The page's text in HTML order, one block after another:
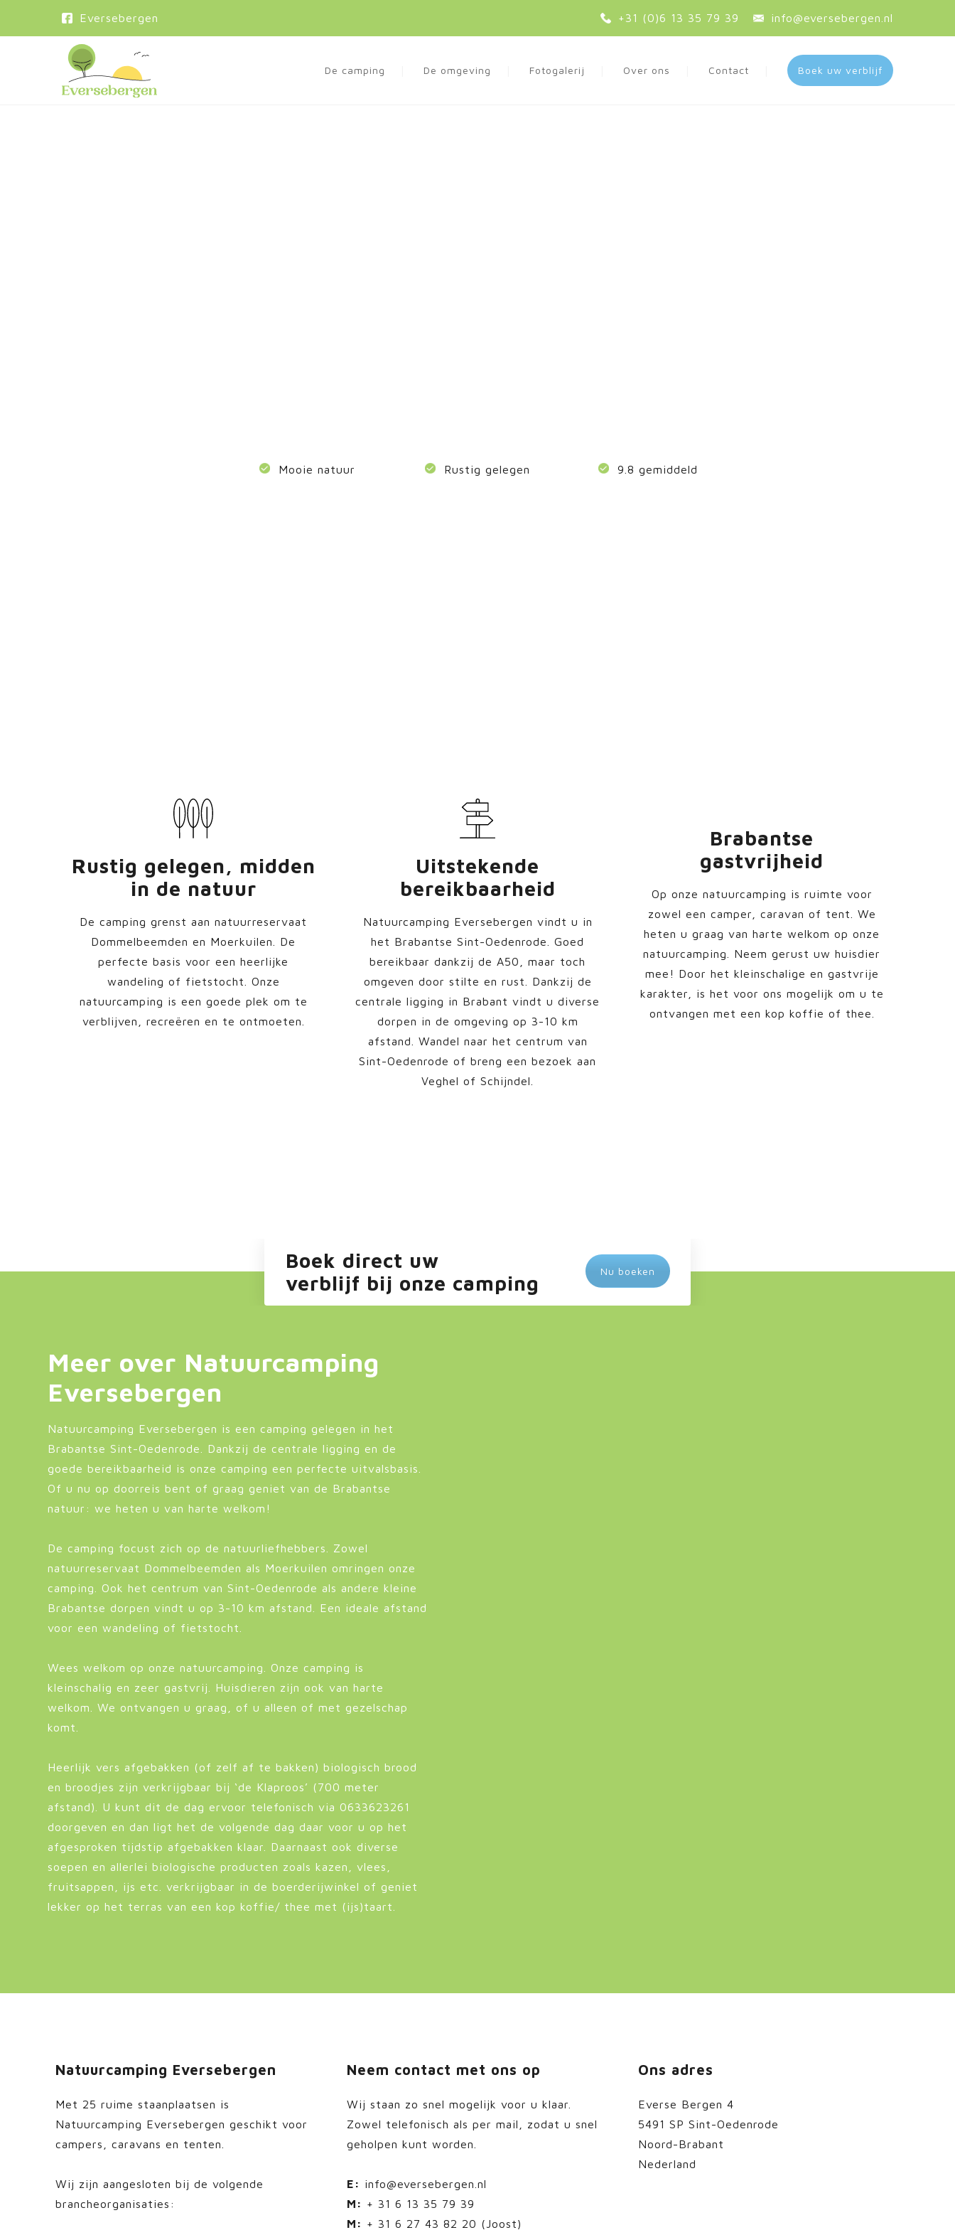
Eversebergen info@eversebergen.nl
+31 (0)6 13 35 79 39
De camping De omgeving Fotogalerij Over ons Contact Boek uw verblijf
Mooie natuur Rustig gelegen 9.8 gemiddeld
Rustig gelegen, midden
in de natuur
De camping grenst aan natuurreservaat
Dommelbeemden en Moerkuilen. De
perfecte basis voor een heerlijke
wandeling of fietstocht. Onze
natuurcamping is een goede plek om te
verblijven, recreëren en te ontmoeten.
Uitstekende
bereikbaarheid
Natuurcamping Eversebergen vindt u in
het Brabantse Sint-Oedenrode. Goed
bereikbaar dankzij de A50, maar toch
omgeven door stilte en rust. Dankzij de
centrale ligging in Brabant vindt u diverse
dorpen in de omgeving op 3-10 km
afstand. Wandel naar het centrum van
Sint-Oedenrode of breng een bezoek aan
Veghel of Schijndel.
Brabantse
gastvrijheid
Op onze natuurcamping is ruimte voor
zowel een camper, caravan of tent. We
heten u graag van harte welkom op onze
natuurcamping. Neem gerust uw huisdier
mee! Door het kleinschalige en gastvrije
karakter, is het voor ons mogelijk om u te
ontvangen met een kop koffie of thee.
Boek direct uw
verblijf bij onze camping
Nu boeken
Meer over Natuurcamping
Eversebergen
Natuurcamping Eversebergen is een camping gelegen in het
Brabantse Sint-Oedenrode. Dankzij de centrale ligging en de
goede bereikbaarheid is onze camping een perfecte uitvalsbasis.
Of u nu op doorreis bent of graag geniet van de Brabantse
natuur: we heten u van harte welkom!
De camping focust zich op de natuurliefhebbers. Zowel
natuurreservaat Dommelbeemden als Moerkuilen omringen onze
camping. Ook het centrum van Sint-Oedenrode als andere kleine
Brabantse dorpen vindt u op 3-10 km afstand. Een ideale afstand
voor een wandeling of fietstocht.
Wees welkom op onze natuurcamping. Onze camping is
kleinschalig en zeer gastvrij. Huisdieren zijn ook van harte
welkom. We ontvangen u graag, of u alleen of met gezelschap
komt.
Heerlijk vers afgebakken (of zelf af te bakken) biologisch brood
en broodjes zijn verkrijgbaar bij ‘de Klaproos’ (700 meter
afstand). U kunt dit de dag ervoor telefonisch via 0633623261
doorgeven en dan ligt het de volgende dag daar voor u op het
afgesproken tijdstip afgebakken klaar. Daarnaast ook diverse
soepen en allerlei biologische producten zoals kazen, vlees,
fruitsappen, ijs etc. verkrijgbaar in de boerderijwinkel of geniet
lekker op het terras van een kop koffie/ thee met (ijs)taart.
Natuurcamping Eversebergen
Met 25 ruime staanplaatsen is
Natuurcamping Eversebergen geschikt voor
campers, caravans en tenten.
Wij zijn aangesloten bij de volgende
brancheorganisaties:
Neem contact met ons op
Wij staan zo snel mogelijk voor u klaar.
Zowel telefonisch als per mail, zodat u snel
geholpen kunt worden.
E: info@eversebergen.nl
M: + 31 6 13 35 79 39
M: + 31 6 27 43 82 20 (Joost)
Ons adres
Everse Bergen 4
5491 SP Sint-Oedenrode
Noord-Brabant
Nederland